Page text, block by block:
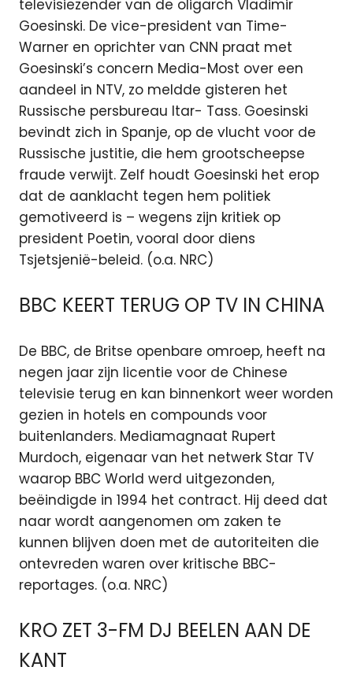
televisiezender van de oligarch Vladimir
Goesinski. De vice-president van Time-
Warner en oprichter van CNN praat met
Goesinski’s concern Media-Most over een
aandeel in NTV, zo meldde gisteren het
Russische persbureau Itar- Tass. Goesinski
bevindt zich in Spanje, op de vlucht voor de
Russische justitie, die hem grootscheepse
fraude verwijt. Zelf houdt Goesinski het erop
dat de aanklacht tegen hem politiek
gemotiveerd is – wegens zijn kritiek op
president Poetin, vooral door diens
Tsjetsjenië-beleid. (o.a. NRC)
BBC KEERT TERUG OP TV IN CHINA
De BBC, de Britse openbare omroep, heeft na
negen jaar zijn licentie voor de Chinese
televisie terug en kan binnenkort weer worden
gezien in hotels en compounds voor
buitenlanders. Mediamagnaat Rupert
Murdoch, eigenaar van het netwerk Star TV
waarop BBC World werd uitgezonden,
beëindigde in 1994 het contract. Hij deed dat
naar wordt aangenomen om zaken te
kunnen blijven doen met de autoriteiten die
ontevreden waren over kritische BBC-
reportages. (o.a. NRC)
KRO ZET 3-FM DJ BEELEN AAN DE
KANT